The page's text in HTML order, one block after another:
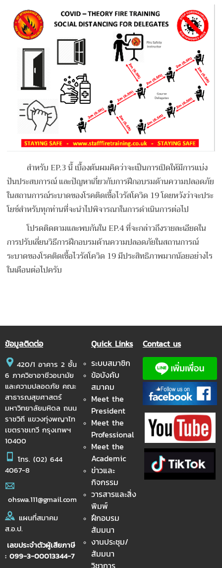
สำหรับ EP.3 นี้ เบื้องต้นผมคิดว่าจะเป็นการเปิดให้มีการแบ่ง
ปันประสบการณ์ และปัญหาเกี่ยวกับการฝึกอบรมด้านความปลอดภัย
ในสถานการณ์ระบาดของโรคติดเชื้อไวรัสโควิด 19 โดยหวังว่าจะประ
โยช์สำหรับทุกท่านที่จะนำไปพิจารณาในการดำเนินการต่อไป
โปรดติดตามและพบกันใน EP.4 ที่จะกล่าวถึงรายละเอียดใน
การปรับเลี่ยนวิธีการฝึกอบรมด้านความปลอดภัยในสถานการณ์
ระบาดของโรคติดเชื้อไวรัสโควิด 19 มีประสิทธิภาพมากน้อยอย่างไร
ในเดือนต่อไปครับ
ข้อมูลติดต่อ
420/1 อาคาร 2 ชั้น
6 ภาควิชาอาชีวอนามัย
และความปลอดภัย คณะ
สาธารณสุขศาสตร์
มหาวิทยาลัยมหิดล ถนน
ราชวิถี แขวงทุ่งพญาไท
เขตราชเทวี กรุงเทพฯ
10400
โทร. (02) 644
4067-8
ohswa.111@gmail.com
แผนที่สมาคม
ส.อ.ป.
เลขประจำตัวผู้เสียภาษี
: 099-3-00013344-7
Quick Links
ระบบสมาชิก
ข้อบังคับ
สมาคม
Meet the
President
Meet the
Professional
Meet the
Academic
ข่าวและ
กิจกรรม
วารสารและสิ่ง
พิมพ์
ฝึกอบรม
สัมมนา
งานประชุม/
สัมมนา
วิชาการ
Contact us